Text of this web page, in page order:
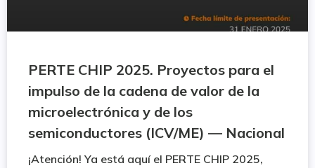
PERTE CHIP 2025. Proyectos para el
impulso de la cadena de valor de la
microelectrónica y de los
semiconductores (ICV/ME) — Nacional
¡Atención! Ya está aquí el PERTE CHIP 2025,